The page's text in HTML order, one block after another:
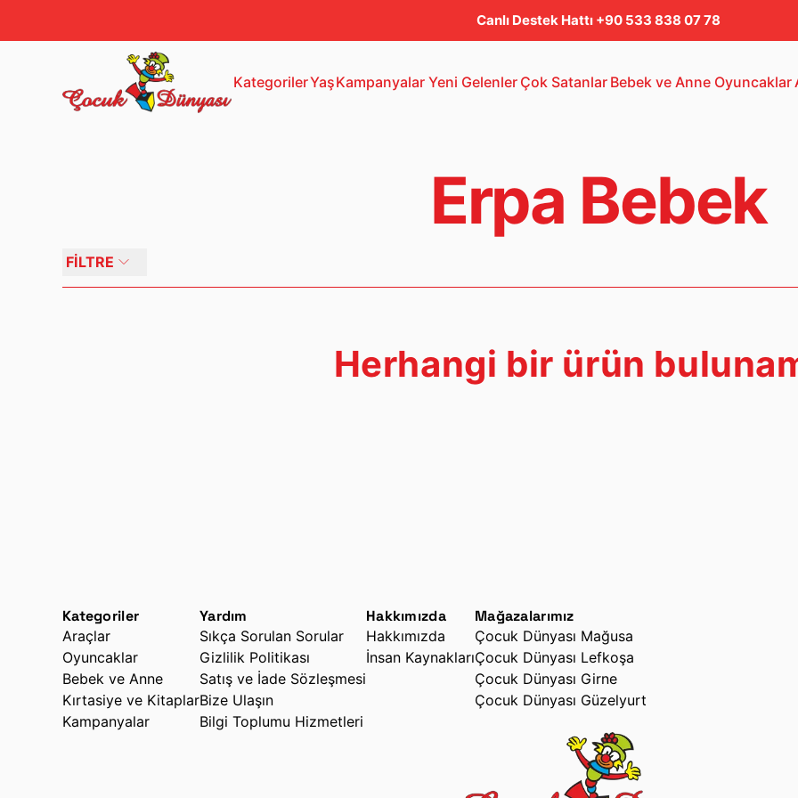
Canlı Destek Hattı +90 533 838 07 78
Kategoriler
Bebek
Yaş
3-5 Yaş
Kampanyalar Yeni Gelenler Çok Satanlar Bebek ve Anne Oyuncaklar
Lego
Erpa Bebek
FİLTRE
Herhangi bir ürün
Kategoriler
Araçlar
Oyuncaklar
Bebek ve Anne
Kırtasiye ve Kitaplar
Kampanyalar
Yardım
Sıkça Sorulan Sorular
Gizlilik Politikası
Satış ve İade Sözleşmesi
Bize Ulaşın
Bilgi Toplumu Hizmetleri
Hakkımızda
Hakkımızda
İnsan Kaynakları
Mağazalarımız
Çocuk Dünyası Mağusa
Çocuk Dünyası Lefkoşa
Çocuk Dünyası Girne
Çocuk Dünyası Güzelyurt